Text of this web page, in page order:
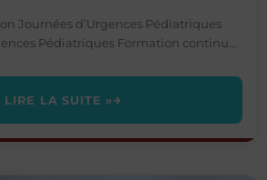
Journées d’Urgences Pédiatriques
Pédiatriques Formation continue
LIRE LA SUITE »